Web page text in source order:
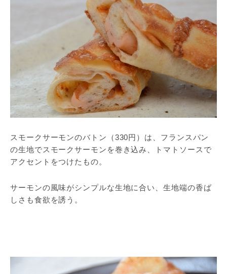
スモークサーモンのバトン（330円）は、フランスパン
の生地でスモークサーモンを巻き込み、トマトソースで
アクセントをつけたもの。
サーモンの風味がシンプルな生地に合い、生地端の香ば
しさも食欲を誘う。